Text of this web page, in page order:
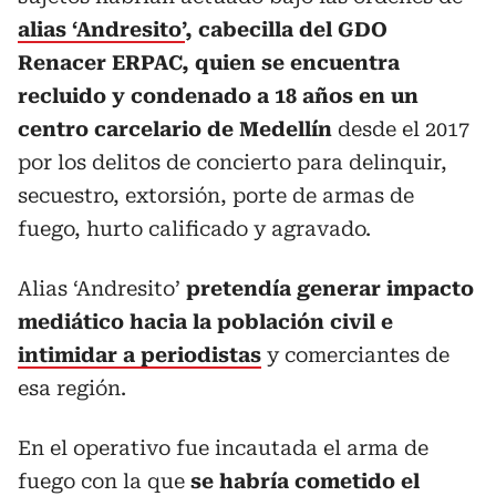
alias ‘Andresito’, cabecilla del GDO
Renacer ERPAC, quien se encuentra
recluido y condenado a 18 años en un
centro carcelario de Medellín desde el 2017
por los delitos de concierto para delinquir,
secuestro, extorsión, porte de armas de
fuego, hurto calificado y agravado.
Alias ‘Andresito’ pretendía generar impacto
mediático hacia la población civil e
intimidar a periodistas y comerciantes de
esa región.
En el operativo fue incautada el arma de
fuego con la que se habría cometido el